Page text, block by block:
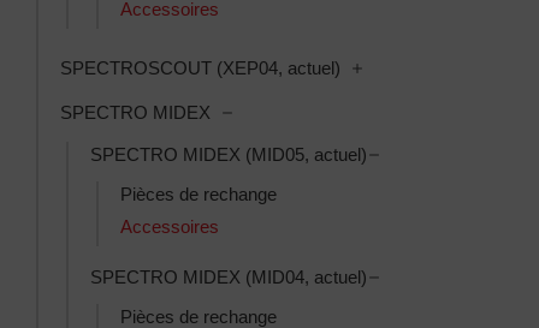
Accessoires
SPECTROSCOUT (XEP04, actuel)
SPECTRO MIDEX
SPECTRO MIDEX (MID05, actuel)
Pièces de rechange
Accessoires
SPECTRO MIDEX (MID04, actuel)
Pièces de rechange